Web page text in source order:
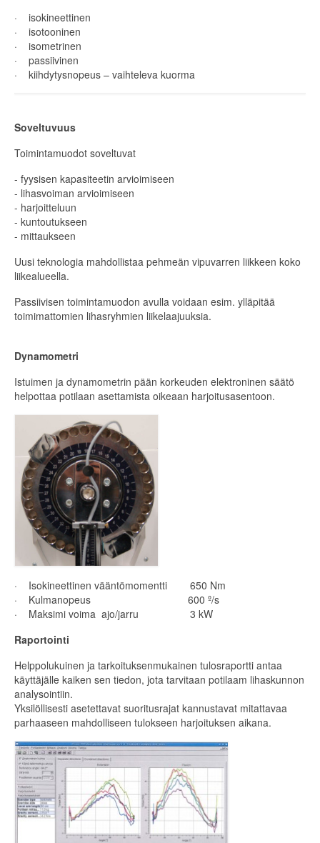
· isokineettinen
· isotooninen
· isometrinen
· passiivinen
· kiihdytysnopeus – vaihteleva kuorma
Soveltuvuus
Toimintamuodot soveltuvat
- fyysisen kapasiteetin arvioimiseen
- lihasvoiman arvioimiseen
- harjoitteluun
- kuntoutukseen
- mittaukseen
Uusi teknologia mahdollistaa pehmeän vipuvarren liikkeen koko
liikealueella.
Passiivisen toimintamuodon avulla voidaan esim. ylläpitää
toimimattomien lihasryhmien liikelaajuuksia.
Dynamometri
Istuimen ja dynamometrin pään korkeuden elektroninen säätö
helpottaa potilaan asettamista oikeaan harjoitusasentoon.
· Isokineettinen vääntömomentti 650 Nm
· Kulmanopeus 600 º/s
· Maksimi voima ajo/jarru 3 kW
Raportointi
Helppolukuinen ja tarkoituksenmukainen tulosraportti antaa
käyttäjälle kaiken sen tiedon, jota tarvitaan potilaam lihaskunnon
analysointiin.
Yksilöllisesti asetettavat suoritusrajat kannustavat mitattavaa
parhaaseen mahdolliseen tulokseen harjoituksen aikana.